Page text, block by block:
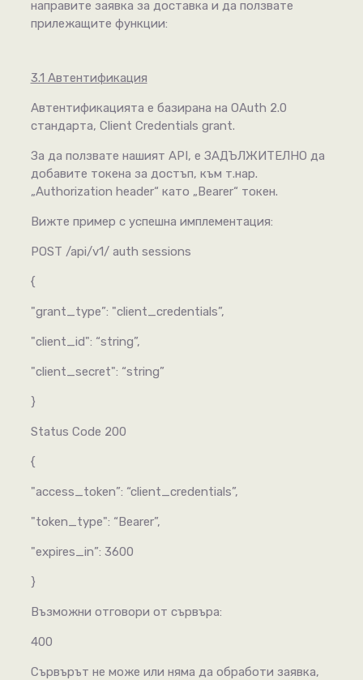
направите заявка за доставка и да ползвате
прилежащите функции:
3.1 Автентификация
Автентификацията е базирана на OAuth 2.0
стандарта, Client Credentials grant.
За да ползвате нашият API, е ЗАДЪЛЖИТЕЛНО да
добавите токена за достъп, към т.нар.
„Authorization header“ като „Bearer“ токен.
Вижте пример с успешна имплементация:
POST /api/v1/ auth sessions
{
"grant_type”: "client_credentials”,
"client_id": “string”,
"client_secret": “string”
}
Status Code 200
{
"access_token”: “client_credentials”,
"token_type": “Bearer”,
"expires_in”: 3600
}
Възможни отговори от сървъра:
400
Сървърът не може или няма да обработи заявка,